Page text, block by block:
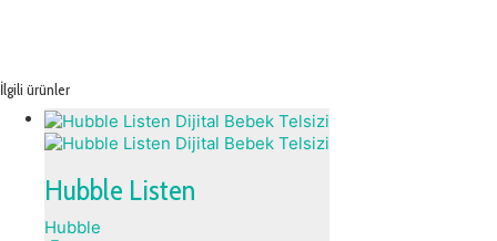
İlgili ürünler
Hubble Listen
Hubble